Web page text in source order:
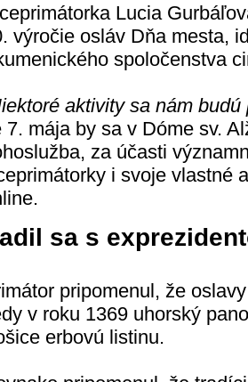
Lucia
výročie osláv Dňa mesta,
spoločenstva
aktivity sa nám
7. mája by sa v Dóme sv.
za účasti
i svoje vlastné
sa s
pripomenul, že
v roku 1369 uhorský
erbovú listinu.